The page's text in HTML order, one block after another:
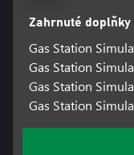
Zahrnuté doplňky
Gas Station
Gas Station
Gas Station
Gas Station